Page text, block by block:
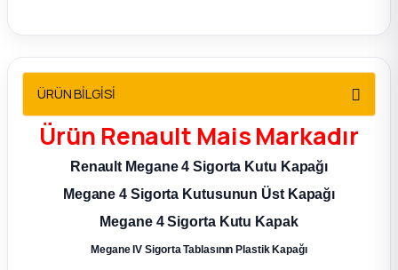
ÜRÜN BİLGİSİ
Ürün Renault Mais Markadır
Renault Megane 4 Sigorta Kutu Kapağı
Megane 4 Sigorta Kutusunun Üst Kapağı
Megane 4 Sigorta Kutu Kapak
Megane IV Sigorta Tablasının Plastik Kapağı